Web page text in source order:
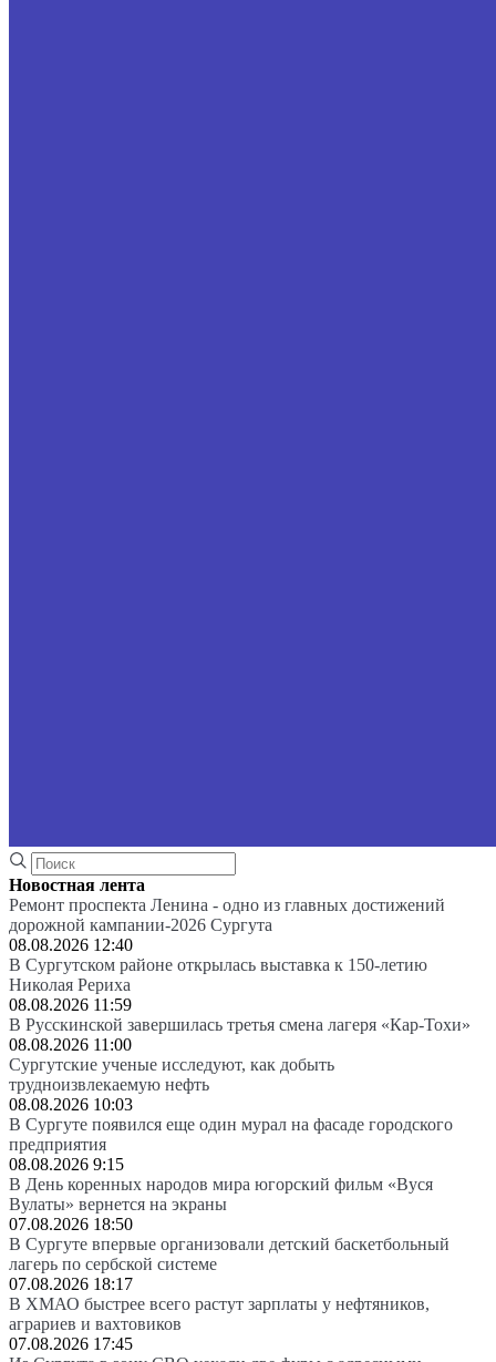
Новостная лента
Ремонт проспекта Ленина - одно из главных достижений
дорожной кампании-2026 Сургута
08.08.2026 12:40
В Сургутском районе открылась выставка к 150-летию
Николая Рериха
08.08.2026 11:59
В Русскинской завершилась третья смена лагеря «Кар-Тохи»
08.08.2026 11:00
Сургутские ученые исследуют, как добыть
трудноизвлекаемую нефть
08.08.2026 10:03
В Сургуте появился еще один мурал на фасаде городского
предприятия
08.08.2026 9:15
В День коренных народов мира югорский фильм «Вуся
Вулаты» вернется на экраны
07.08.2026 18:50
В Сургуте впервые организовали детский баскетбольный
лагерь по сербской системе
07.08.2026 18:17
В ХМАО быстрее всего растут зарплаты у нефтяников,
аграриев и вахтовиков
07.08.2026 17:45